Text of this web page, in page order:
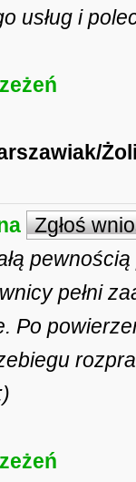
usług i
Zgłoś
pełni
Po